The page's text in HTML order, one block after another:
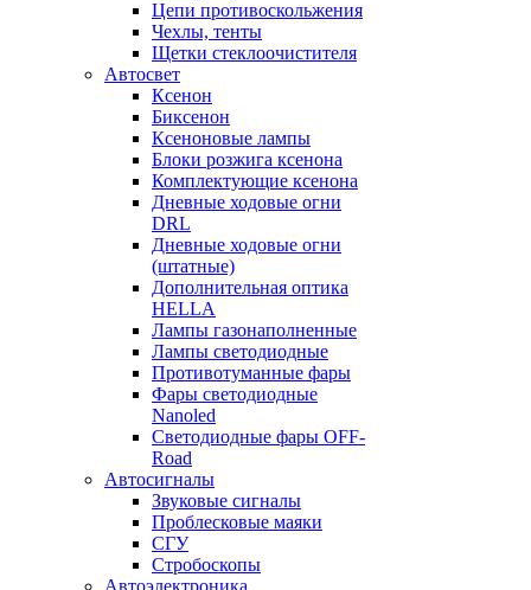
Цепи противоскольжения
Чехлы, тенты
Щетки стеклоочистителя
Автосвет
Ксенон
Биксенон
Ксеноновые лампы
Блоки розжига ксенона
Комплектующие ксенона
Дневные ходовые огни
DRL
Дневные ходовые огни
(штатные)
Дополнительная оптика
HELLA
Лампы газонаполненные
Лампы светодиодные
Противотуманные фары
Фары светодиодные
Nanoled
Светодиодные фары OFF-
Road
Автосигналы
Звуковые сигналы
Проблесковые маяки
СГУ
Стробоскопы
Автоэлектроника